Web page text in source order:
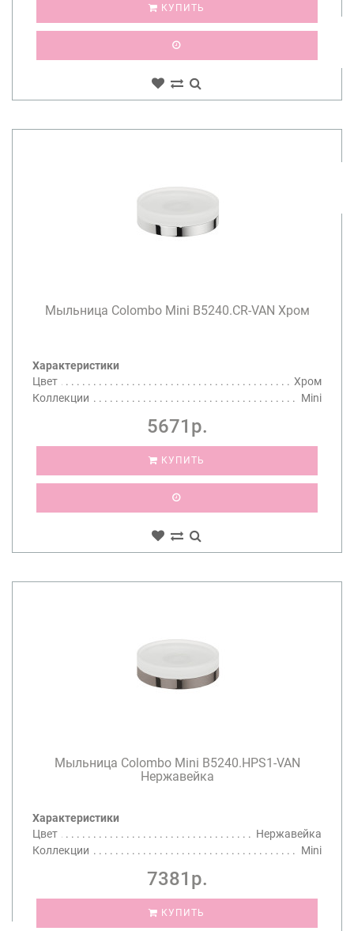
КУПИТЬ
Мыльница Colombo Mini B5240.CR-VAN Хром
Характеристики
Цвет
Хром
Коллекции
Mini
5671р.
КУПИТЬ
Мыльница Colombo Mini B5240.HPS1-VAN
Нержавейка
Характеристики
Цвет
Нержавейка
Коллекции
Mini
7381р.
КУПИТЬ